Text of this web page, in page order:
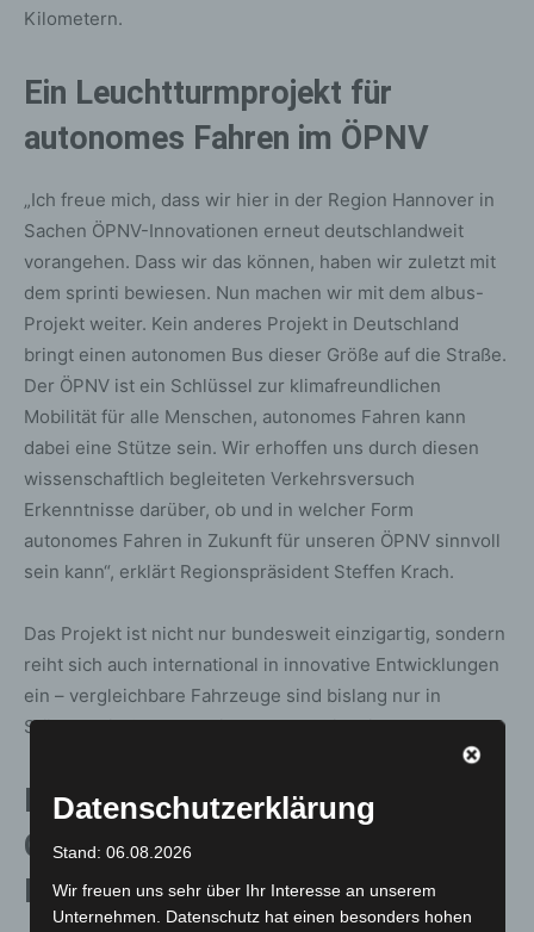
Kilometern.
Ein Leuchtturmprojekt für
autonomes Fahren im ÖPNV
„Ich freue mich, dass wir hier in der Region Hannover in
Sachen ÖPNV-Innovationen erneut deutschlandweit
vorangehen. Dass wir das können, haben wir zuletzt mit
dem sprinti bewiesen. Nun machen wir mit dem albus-
Projekt weiter. Kein anderes Projekt in Deutschland
bringt einen autonomen Bus dieser Größe auf die Straße.
Der ÖPNV ist ein Schlüssel zur klimafreundlichen
Mobilität für alle Menschen, autonomes Fahren kann
dabei eine Stütze sein. Wir erhoffen uns durch diesen
wissenschaftlich begleiteten Verkehrsversuch
Erkenntnisse darüber, ob und in welcher Form
autonomes Fahren in Zukunft für unseren ÖPNV sinnvoll
sein kann“, erklärt Regionspräsident Steffen Krach.
Das Projekt ist nicht nur bundesweit einzigartig, sondern
reiht sich auch international in innovative Entwicklungen
ein – vergleichbare Fahrzeuge sind bislang nur in
Städten wie Stavanger in Norwegen im Einsatz.
Erste bundesweite Level-4-
Genehmigung für großformatigen
Bus
Datenschutzerklärung
Stand: 06.08.2026
Wir freuen uns sehr über Ihr Interesse an unserem
Unternehmen. Datenschutz hat einen besonders hohen